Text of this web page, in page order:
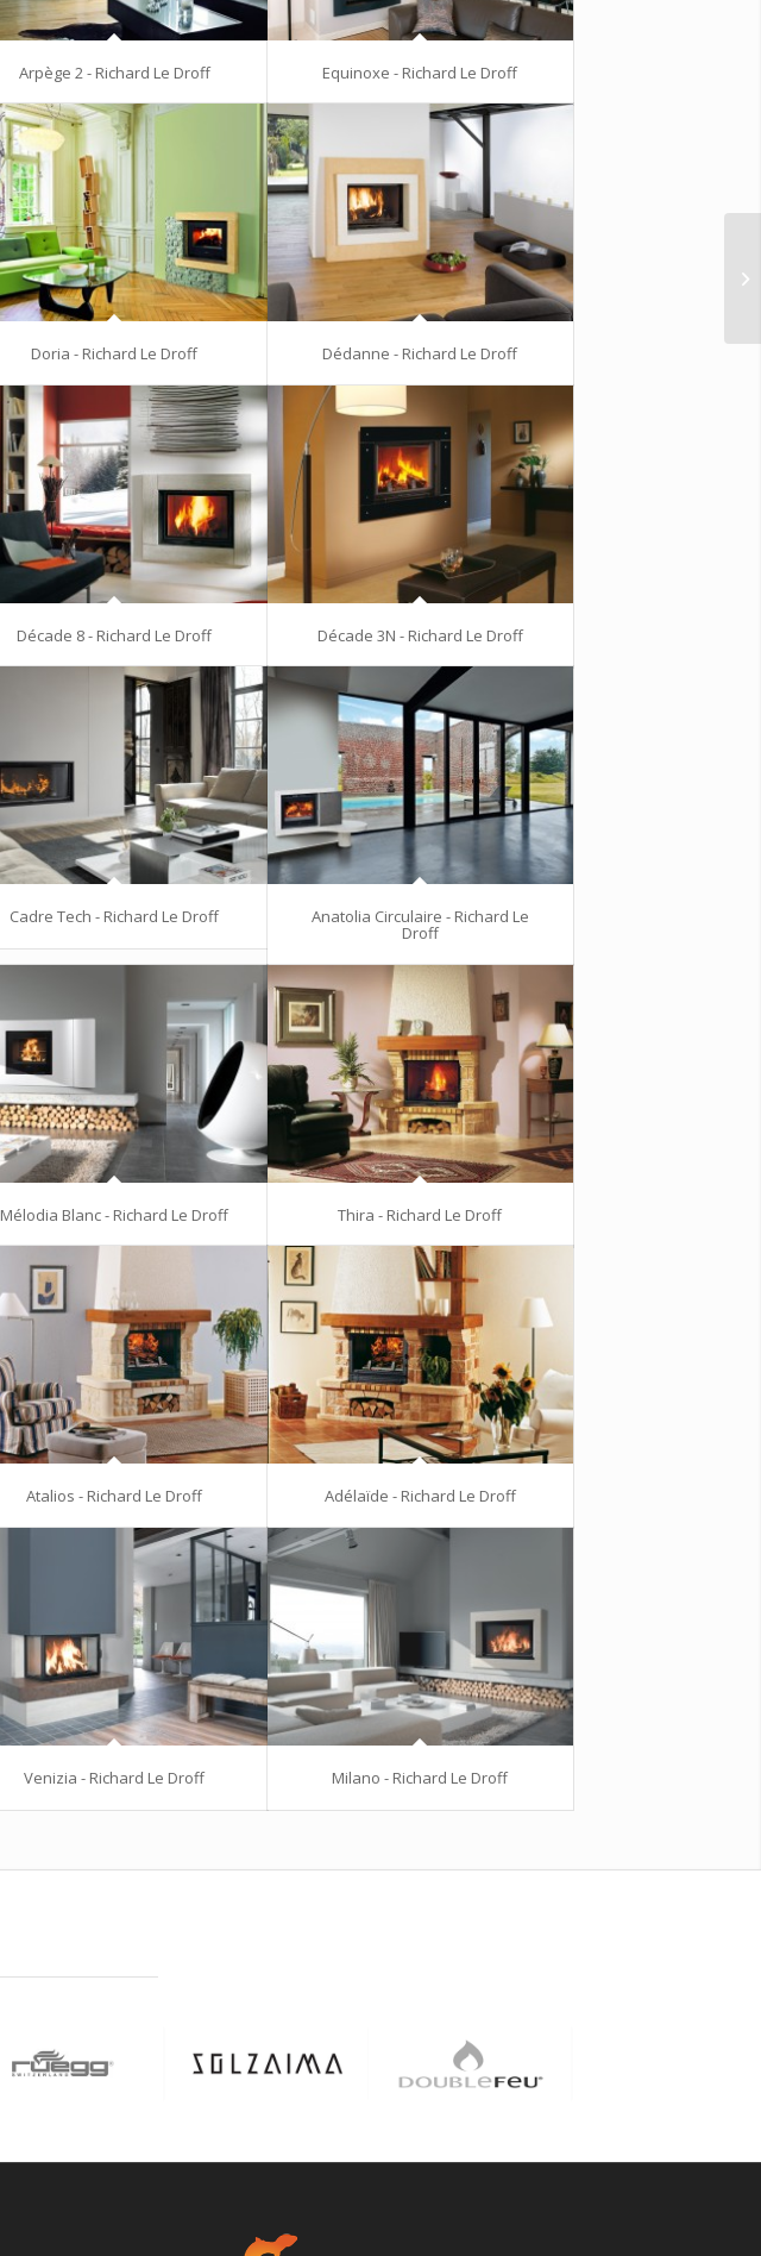
Arpège 2 - Richard Le Droff Equinoxe - Richard Le Droff
Doria - Richard Le Droff Dédanne - Richard Le Droff
Décade 8 - Richard Le Droff Décade 3N - Richard Le Droff
Cadre Tech - Richard Le Droff Anatolia Circulaire - Richard Le
Droff
Mélodia Blanc - Richard Le Droff Thira - Richard Le Droff
Atalios - Richard Le Droff Adélaïde - Richard Le Droff
Venizia - Richard Le Droff Milano - Richard Le Droff